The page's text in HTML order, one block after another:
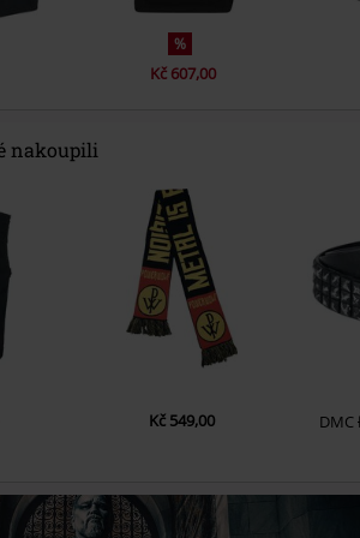
%
Kč 607,00
nakoupili
Kč 549,00 DMC